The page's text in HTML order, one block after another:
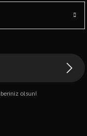
olsun!